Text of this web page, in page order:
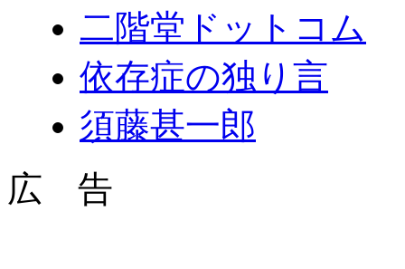
二階堂ドットコム
依存症の独り言
須藤甚一郎
広 告